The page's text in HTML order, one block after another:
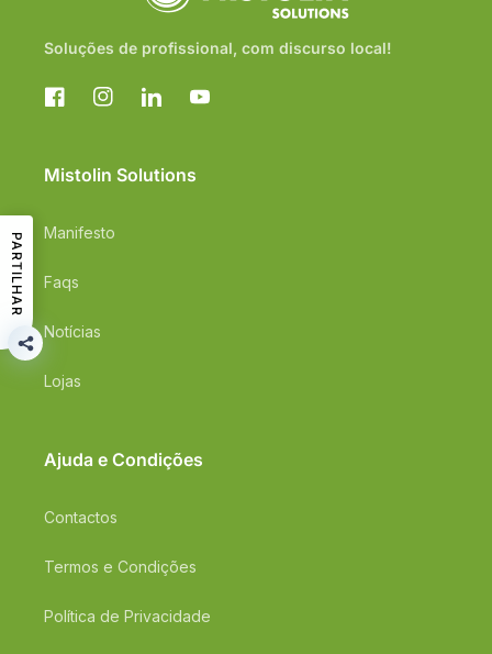
Soluções de profissional, com discurso local!
FacebookInstagramTranslationYouTube
Mistolin Solutions
Manifesto
Faqs
Notícias
Lojas
Ajuda e Condições
Contactos
Termos e Condições
Política de Privacidade
PARTILHAR